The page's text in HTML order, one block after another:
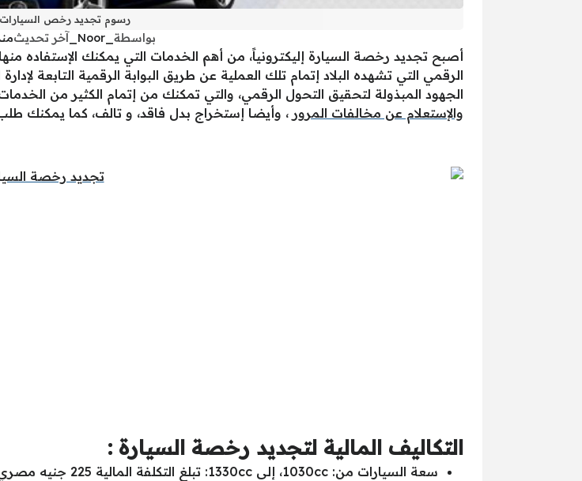
رسوم تجديد رخص السيارات 2025
بواسطة آخر تحديثمنذ 5
أصبح تجديد رخصة السيارة إليكترونياً، من أهم الخدمات التي يمكنك الإستفاده
الرقمي التي تشهده البلاد إتمام تلك العملية عن طريق البوابة الرقمية التابعة
الجهود المبذولة لتحقيق التحول الرقمي، والتي تمكنك من إتمام الكثير من
والإستعلام عن مخالفات المرور ، وأيضا إستخراج بدل فاقد، و تالف، كما يمكنك طلب
التكاليف المالية لتجديد رخصة السيارة :
سعة السيارات من: 1030cc، إلى 1330cc: تبلغ التكلفة المالية 225 جنيه مصري للعام الواحد.